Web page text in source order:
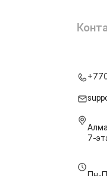
7-